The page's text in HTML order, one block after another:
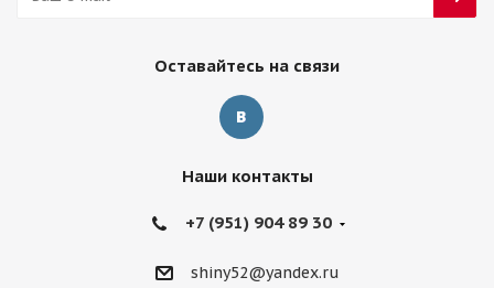
Оставайтесь на связи
Наши контакты
+7 (951) 904 89 30
shiny52@yandex.ru